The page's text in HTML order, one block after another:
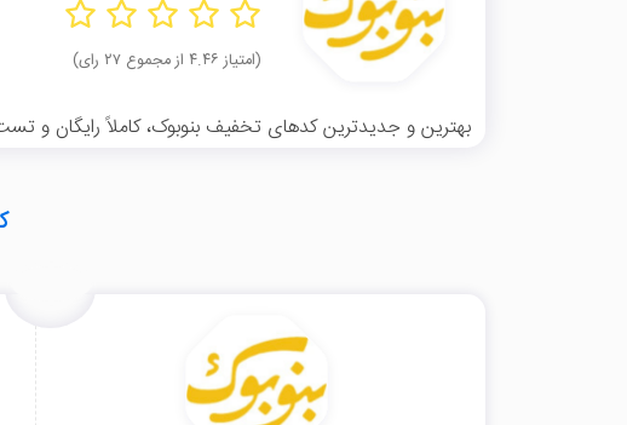
(امتیاز ۴.۴۶ از مجموع ۲۷ رای)
بهترین و جدیدترین کدهای تخفیف بنوبوک، کاملاً رایگان و